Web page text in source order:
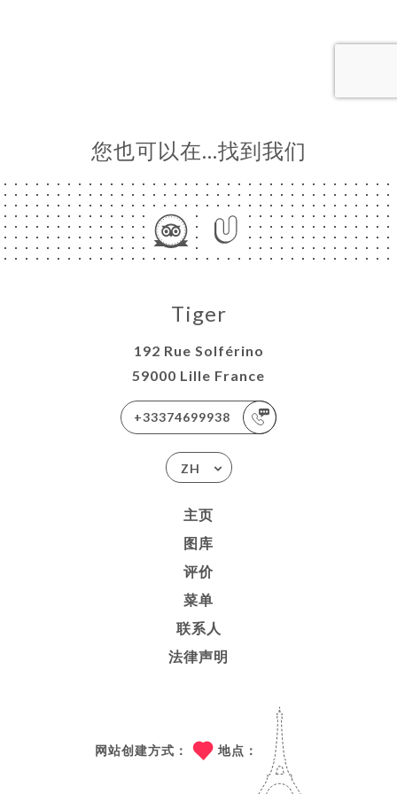
您也可以在…找到我们
Tiger
192 Rue Solférino
59000 Lille France
+33374699938
ZH
主页
图库
评价
菜单
联系人
法律声明
网站创建方式： 地点：